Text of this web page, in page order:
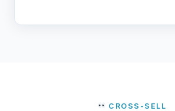
CROSS-SELL